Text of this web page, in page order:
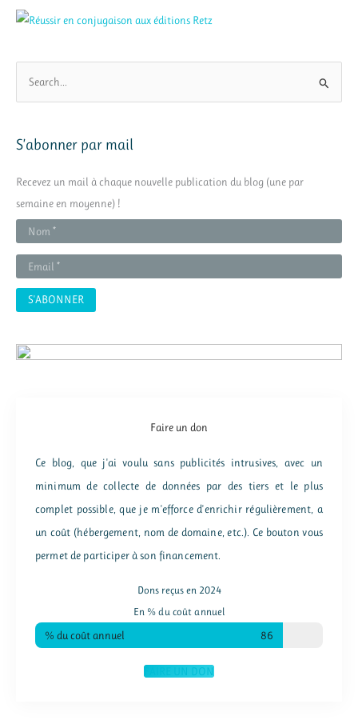
h
r
c
h
e
:
S’abonner par mail
Recevez un mail à chaque nouvelle publication du blog (une par
semaine en moyenne) !
Faire un don
Ce blog, que j'ai voulu sans publicités intrusives, avec un
minimum de collecte de données par des tiers et le plus
complet possible, que je m'efforce d'enrichir régulièrement, a
un coût (hébergement, nom de domaine, etc.). Ce bouton vous
permet de participer à son financement.
Dons reçus en 2024
En % du coût annuel
% du coût annuel 86
FAIRE UN DON